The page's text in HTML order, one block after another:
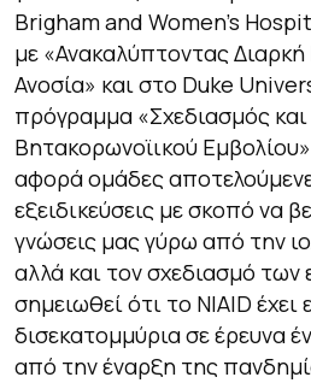
Brigham and Women’s
με «Ανακαλύπτοντας
Ανοσία» και στο Duke
πρόγραμμα «Σχεδιασμός
Βητακορωνοϊικού
αφορά ομάδες
εξειδικεύσεις με σκοπό να
γνώσεις μας γύρω από την
αλλά και τον σχεδιασμό των
σημειωθεί ότι το NIAID έχει
δισεκατομμύρια σε έρευνα
από την έναρξη της